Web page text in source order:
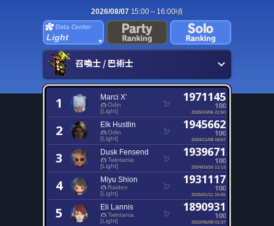
2026/08/0715:00～16:00頃
Light
召喚士 / 巴術士
1 Marci X'
Odin
[Light]
1971145
100
2025/10/06 21:50
2 Elk Hustlin
Odin
[Light]
1945662
100
2024/11/08 18:57
3 Dusk Fensend
Twintania
[Light]
1939671
100
2024/03/26 11:13
4 Miyu Shion
Raiden
[Light]
1931117
100
2025/01/11 15:55
5 Eli Lannis
Twintania
[Light]
1890931
100
2022/06/08 01:37